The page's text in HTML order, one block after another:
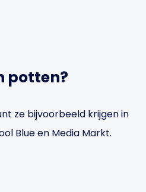
potten?
ze bijvoorbeeld krijgen in
Blue en Media Markt.